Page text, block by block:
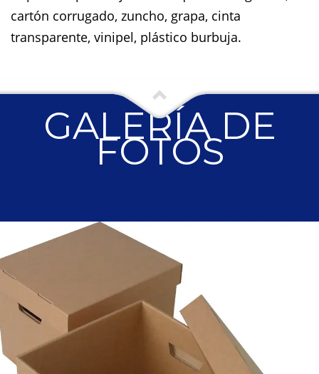
cartón corrugado, zuncho, grapa, cinta
transparente, vinipel, plástico burbuja.
GALERÍA DE
FOTOS